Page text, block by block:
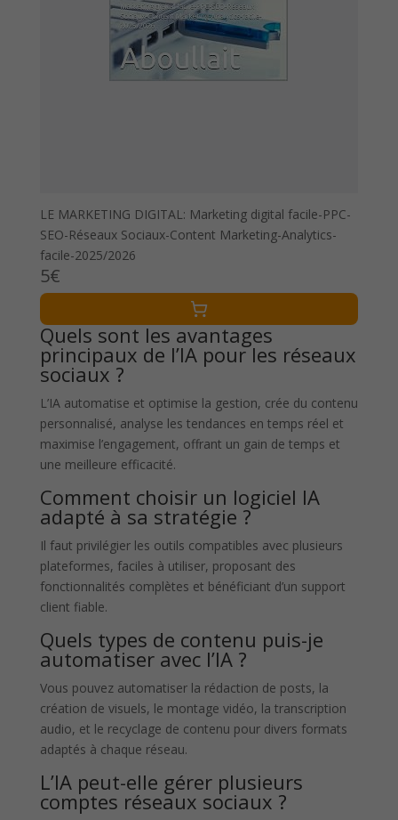
LE MARKETING DIGITAL: Marketing digital facile-PPC-
SEO-Réseaux Sociaux-Content Marketing-Analytics-
facile-2025/2026
5€
Quels sont les avantages
principaux de l’IA pour les réseaux
sociaux ?
L’IA automatise et optimise la gestion, crée du contenu
personnalisé, analyse les tendances en temps réel et
maximise l’engagement, offrant un gain de temps et
une meilleure efficacité.
Comment choisir un logiciel IA
adapté à sa stratégie ?
Il faut privilégier les outils compatibles avec plusieurs
plateformes, faciles à utiliser, proposant des
fonctionnalités complètes et bénéficiant d’un support
client fiable.
Quels types de contenu puis-je
automatiser avec l’IA ?
Vous pouvez automatiser la rédaction de posts, la
création de visuels, le montage vidéo, la transcription
audio, et le recyclage de contenu pour divers formats
adaptés à chaque réseau.
L’IA peut-elle gérer plusieurs
comptes réseaux sociaux ?